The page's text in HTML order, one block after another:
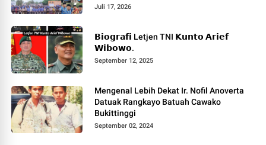
PELAYANAN MASYARAKAT.
Juli 17, 2026
𝗕𝗶𝗼𝗴𝗿𝗮𝗳𝗶 Letjen TNI 𝗞𝘂𝗻𝘁𝗼 𝗔𝗿𝗶𝗲𝗳
𝗪𝗶𝗯𝗼𝘄𝗼.
September 12, 2025
Mengenal Lebih Dekat Ir. Nofil Anoverta
Datuak Rangkayo Batuah Cawako
Bukittinggi
September 02, 2024